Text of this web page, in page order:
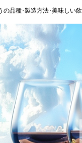
の品種･製造方法･美味しい